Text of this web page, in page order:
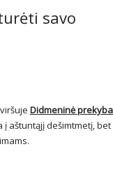
savo
Didmeninė prekyba
aštuntąjį dešimtmetį,